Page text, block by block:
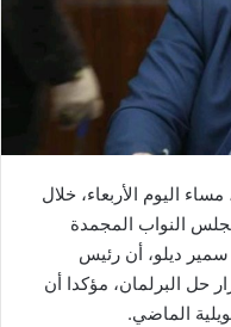
اليوم الأربعاء، خلال
النواب المجمدة
سمير ديلو، أن رئيس
حل البرلمان، مؤكدا أن